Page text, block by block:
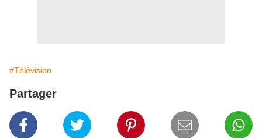
#Télévision
Partager